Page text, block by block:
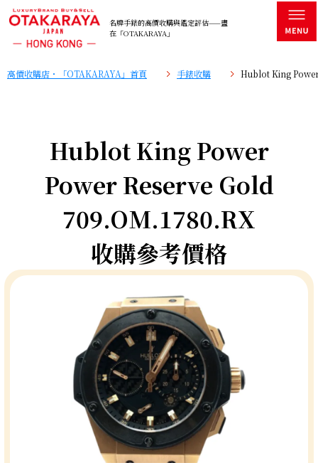
名牌手錶的高價收購與鑑定評估——盡
在「OTAKARAYA」
高價收購店・「OTAKARAYA」首頁 手錶收購 Hublot King
Hublot King Power
Power Reserve Gold
709.OM.1780.RX
收購參考價格